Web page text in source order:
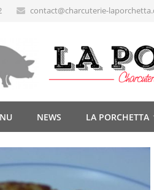
contact@charcuterie-
NEWS LA PORCHETTA